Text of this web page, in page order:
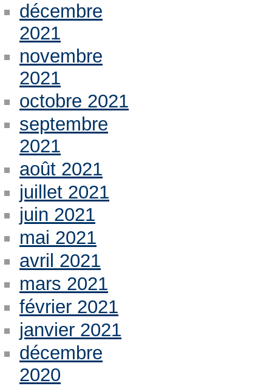
décembre
2021
novembre
2021
octobre 2021
septembre
2021
août 2021
juillet 2021
juin 2021
mai 2021
avril 2021
mars 2021
février 2021
janvier 2021
décembre
2020